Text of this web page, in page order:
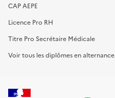
CAP AEPE
Licence Pro RH
Titre Pro Secrétaire Médicale
Voir tous les diplômes en alternance